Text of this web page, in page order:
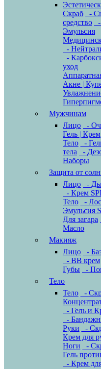
Скраб
-
средство
Эмульсия
-
-
уход
Акне |
Мужчинам
Лицо
-
Гель | Крем
Тело
-
тела
-
Наборы
Защита от
Лицо
-
- Крем
Тело
-
Эмульсия
Для загара
Масло
Макияж
Лицо
-
- BB крем
Губы
-
Тело
Тело
-
- Гель и
-
Руки
-
Крем для
Ноги
-
Гель
- Крем